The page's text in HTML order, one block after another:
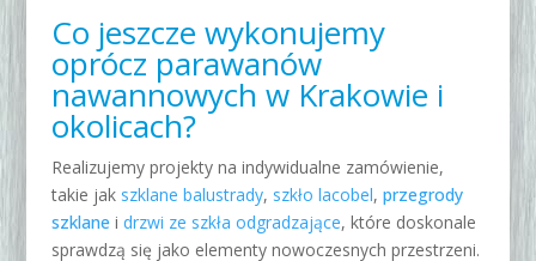
Co jeszcze wykonujemy
oprócz parawanów
nawannowych w Krakowie i
okolicach?
Realizujemy projekty na indywidualne zamówienie,
takie jak szklane balustrady, szkło lacobel, przegrody
szklane i drzwi ze szkła odgradzające, które doskonale
sprawdzą się jako elementy nowoczesnych przestrzeni.